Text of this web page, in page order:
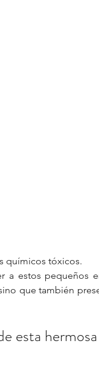
químicos tóxicos.
a estos pequeños
que también
esta